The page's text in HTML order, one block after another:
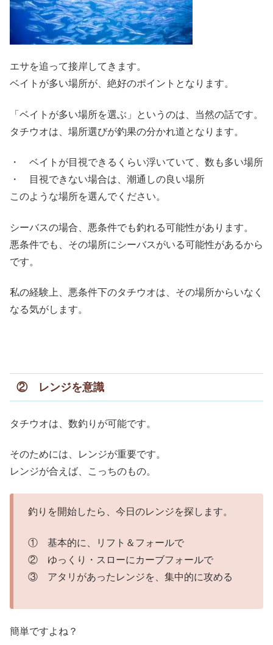
エサを追って接岸してきます。
ベイトが多い場所が、絶好のポイントとなります。
「ベイトが多い場所を選ぶ」というのは、当然の話です。
タチウオは、場所選びが釣果の分かれ道となります。
・ ベイトが目視できるくらい浮いていて、数も多い場所
・ 目視できない場合は、潮通しの良い場所
このような場所を選んでください。
シーバスの場合、悪条件でも釣れる可能性があります。
悪条件でも、その場所にシーバスがいる可能性があるから
です。
私の経験上、悪条件下のタチウオは、その場所からいなく
なる気がします。
② レンジを意識
タチウオは、数釣りが可能です。
そのためには、レンジが重要です。
レンジが合えば、こっちのもの。
釣りを開始したら、今日のレンジを探します。
① 基本的に、リフト＆フォールで
② ゆっくり・スローにカーブフォールで
③ アタリがあったレンジを、集中的に攻める
簡単ですよね？